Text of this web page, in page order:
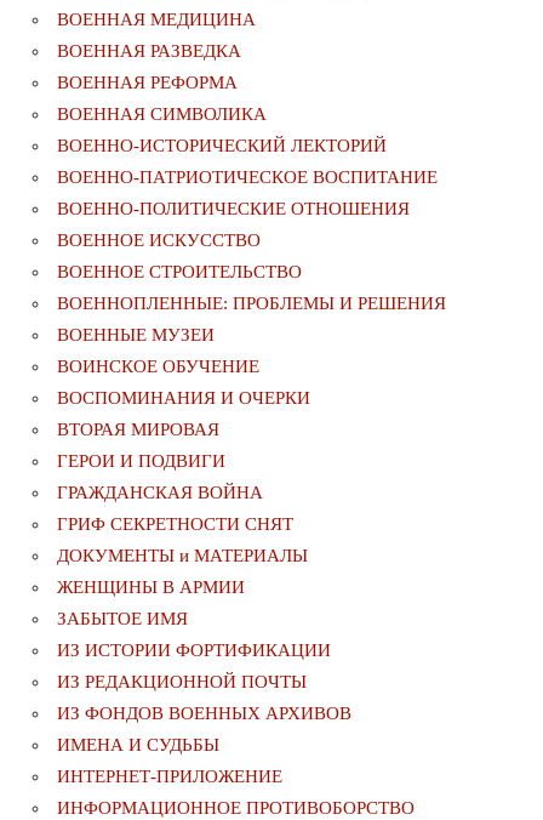
ВОЕННАЯ МЕДИЦИНА
ВОЕННАЯ РАЗВЕДКА
ВОЕННАЯ РЕФОРМА
ВОЕННАЯ СИМВОЛИКА
ВОЕННО-ИСТОРИЧЕСКИЙ ЛЕКТОРИЙ
ВОЕННО-ПАТРИОТИЧЕСКОЕ ВОСПИТАНИЕ
ВОЕННО-ПОЛИТИЧЕСКИE ОТНОШЕНИЯ
ВОЕННОЕ ИСКУССТВО
ВОЕННОЕ СТРОИТЕЛЬСТВО
ВОЕННОПЛЕННЫЕ: ПРОБЛЕМЫ И РЕШЕНИЯ
ВОЕННЫЕ МУЗЕИ
ВОИНСКОЕ ОБУЧЕНИЕ
ВОСПОМИНАНИЯ И ОЧЕРКИ
ВТОРАЯ МИРОВАЯ
ГЕРОИ И ПОДВИГИ
ГРАЖДАНСКАЯ ВОЙНА
ГРИФ СЕКРЕТНОСТИ СНЯТ
ДОКУМЕНТЫ и МАТЕРИАЛЫ
ЖЕНЩИНЫ В АРМИИ
ЗАБЫТОЕ ИМЯ
ИЗ ИСТОРИИ ФОРТИФИКАЦИИ
ИЗ РЕДАКЦИОННОЙ ПОЧТЫ
ИЗ ФОНДОВ ВОЕННЫХ АРХИВОВ
ИМЕНА И СУДЬБЫ
ИНТЕРНЕТ-ПРИЛОЖЕНИЕ
ИНФОРМАЦИОННОЕ ПРОТИВОБОРСТВО